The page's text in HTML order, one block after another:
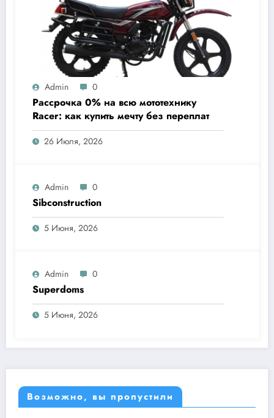
Admin 0
Рассрочка 0% на всю мототехнику
Racer: как купить мечту без переплат
26 Июля, 2026
Admin 0
Sibconstruction
5 Июня, 2026
Admin 0
Superdoms
5 Июня, 2026
Возможно, вы пропустили